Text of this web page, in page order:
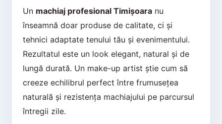
Un machiaj profesional Timișoaranu
înseamnă doar produse de calitate, ci și
tehnici adaptate tenului tău și evenimentului.
Rezultatul este un look elegant, natural și de
lungă durată. Un make-up artist știe cum să
creeze echilibrul perfect între frumusețea
naturală și rezistența machiajului pe parcursul
întregii zile.